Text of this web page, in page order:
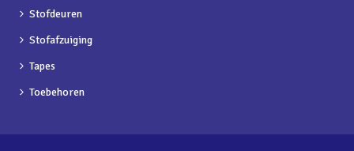
Stofdeuren
Stofafzuiging
Tapes
Toebehoren